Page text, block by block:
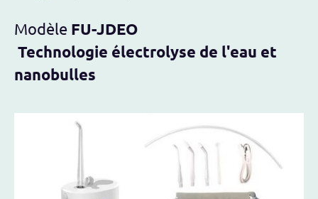
Modèle FU-JDEO
Technologie électrolyse de l'eau et
nanobulles